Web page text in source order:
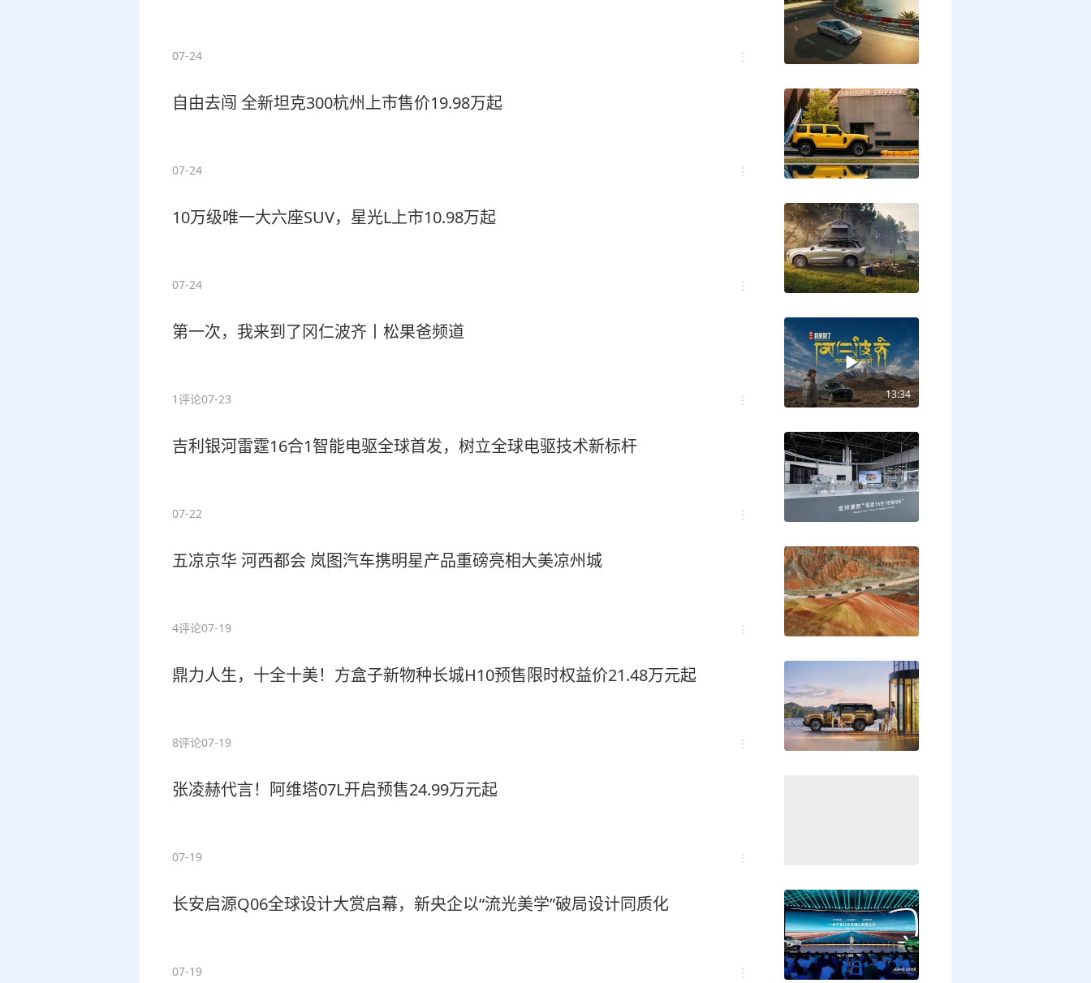
07-24
自由去闯 全新坦克300杭州上市售价19.98万起
07-24
10万级唯一大六座SUV，星光L上市10.98万起
07-24
第一次，我来到了冈仁波齐丨松果爸频道
1评论07-23 13:34
吉利银河雷霆16合1智能电驱全球首发，树立全球电驱技术新标杆
07-22
五凉京华 河西都会 岚图汽车携明星产品重磅亮相大美凉州城
4评论07-19
鼎力人生，十全十美！方盒子新物种长城H10预售限时权益价21.48万元起
8评论07-19
张凌赫代言！阿维塔07L开启预售24.99万元起
07-19
长安启源Q06全球设计大赏启幕，新央企以“流光美学”破局设计同质化
07-19